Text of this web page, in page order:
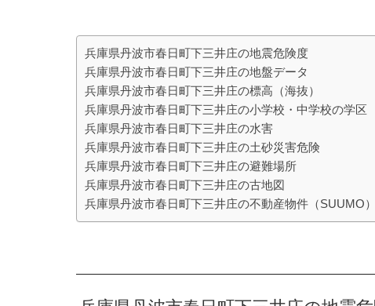
兵庫県丹波市春日町下三井庄の地震危険度
兵庫県丹波市春日町下三井庄の地盤データ
兵庫県丹波市春日町下三井庄の標高（海抜）
兵庫県丹波市春日町下三井庄の小学校・中学校の学区
兵庫県丹波市春日町下三井庄の水害
兵庫県丹波市春日町下三井庄の土砂災害危険
兵庫県丹波市春日町下三井庄の避難場所
兵庫県丹波市春日町下三井庄の古地図
兵庫県丹波市春日町下三井庄の不動産物件（SUUMO）